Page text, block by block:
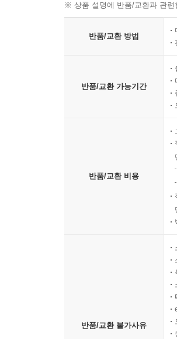
※ 상품 설명에 반품/교환과 관련
반품/교환 방법
반품/교환 가능기간
반품/교환 비용
반품/교환 불가사유